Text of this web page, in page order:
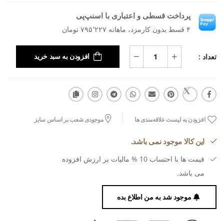
پرداخت قسطی و اعتباری با اسنپ‌پی
۴ قسط بدون کارمزد، ماهانه ۷۹۵٬۲۲۷ تومان
تعداد : افزودن به سبد خرید
افزودن به لیست علاقه‌مندی ها موجودی شعب بر اساس سایز
این کالا موجود نمی باشد.
قیمت ها با احتساب 10 % مالیات بر ارزش افزوده
می باشد.
موجود شد به من اطلاع بده